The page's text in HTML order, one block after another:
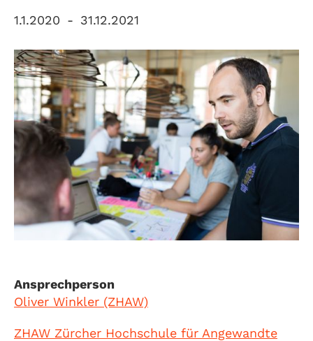
1.1.2020 - 31.12.2021
Ansprechperson
Oliver Winkler (ZHAW)
ZHAW Zürcher Hochschule für Angewandte